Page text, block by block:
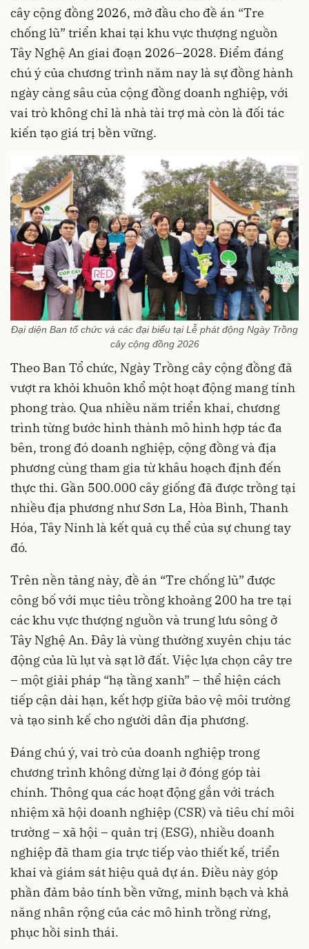
cây cộng đồng 2026, mở đầu cho đề án “Tre
chống lũ” triển khai tại khu vực thượng nguồn
Tây Nghệ An giai đoạn 2026–2028. Điểm đáng
chú ý của chương trình năm nay là sự đồng hành
ngày càng sâu của cộng đồng doanh nghiệp, với
vai trò không chỉ là nhà tài trợ mà còn là đối tác
kiến tạo giá trị bền vững.
Đại diện Ban tổ chức và các đại biểu tại Lễ phát động Ngày Trồng
cây cộng đồng 2026
Theo Ban Tổ chức, Ngày Trồng cây cộng đồng đã
vượt ra khỏi khuôn khổ một hoạt động mang tính
phong trào. Qua nhiều năm triển khai, chương
trình từng bước hình thành mô hình hợp tác đa
bên, trong đó doanh nghiệp, cộng đồng và địa
phương cùng tham gia từ khâu hoạch định đến
thực thi. Gần 500.000 cây giống đã được trồng tại
nhiều địa phương như Sơn La, Hòa Bình, Thanh
Hóa, Tây Ninh là kết quả cụ thể của sự chung tay
đó.
Trên nền tảng này, đề án “Tre chống lũ” được
công bố với mục tiêu trồng khoảng 200 ha tre tại
các khu vực thượng nguồn và trung lưu sông ở
Tây Nghệ An. Đây là vùng thường xuyên chịu tác
động của lũ lụt và sạt lở đất. Việc lựa chọn cây tre
– một giải pháp “hạ tầng xanh” – thể hiện cách
tiếp cận dài hạn, kết hợp giữa bảo vệ môi trường
và tạo sinh kế cho người dân địa phương.
Đáng chú ý, vai trò của doanh nghiệp trong
chương trình không dừng lại ở đóng góp tài
chính. Thông qua các hoạt động gắn với trách
nhiệm xã hội doanh nghiệp (CSR) và tiêu chí môi
trường – xã hội – quản trị (ESG), nhiều doanh
nghiệp đã tham gia trực tiếp vào thiết kế, triển
khai và giám sát hiệu quả dự án. Điều này góp
phần đảm bảo tính bền vững, minh bạch và khả
năng nhân rộng của các mô hình trồng rừng,
phục hồi sinh thái.